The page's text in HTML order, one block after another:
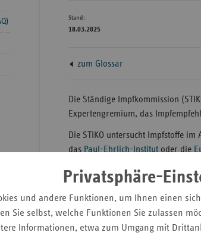
Privatsphäre-
und andere Funktionen, um Ihnen einen
Sie selbst, welche Funktionen Sie zulassen
Informationen, etwa zum Umgang mit
Stand:
18.03.2025
zum Glossar
Die Ständige Impfkommission
Expertengremium, das
Die STIKO untersucht Impfstoffe
das Paul-Ehrlich-Institut oder die
Impfstrategie für die gesamte
der evidenzbasierten Medizin.
Die STIKO-Empfehlungen gelten
die Grundlage dar, auf der der